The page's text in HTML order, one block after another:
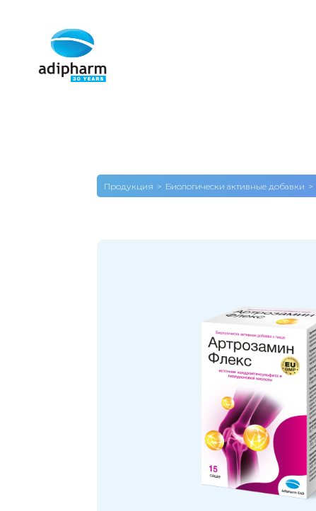
Продукция Биологически активные добавки